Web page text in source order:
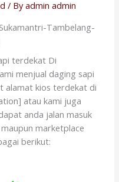
/ Byadmin admin
Tambelang-
terdekat Di
menjual daging sapi
alamat kios terdekat di
atau kami juga
anda jalan masuk
marketplace
berikut: